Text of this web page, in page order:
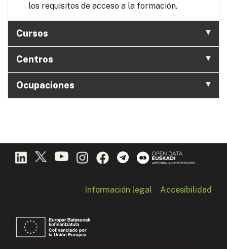
los requisitos de acceso a la formación.
Cursos
Centros
Ocupaciones
Información legal Accesibilidad